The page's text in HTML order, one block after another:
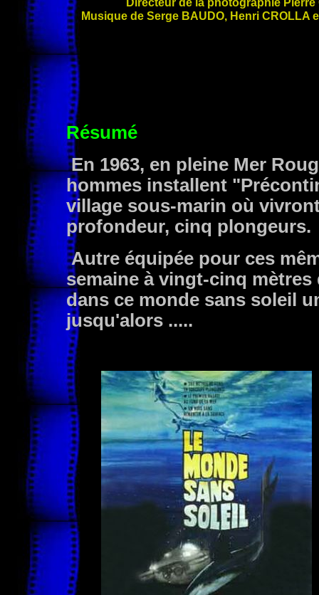
Musique de Serge BAUDO, Henri CROLLA
Résumé
En 1963, en pleine Mer
hommes installent
village sous-marin où
profondeur, cinq plongeurs.
Autre équipée pour ces
semaine à vingt-cinq
dans ce monde sans soleil
jusqu'alors .....